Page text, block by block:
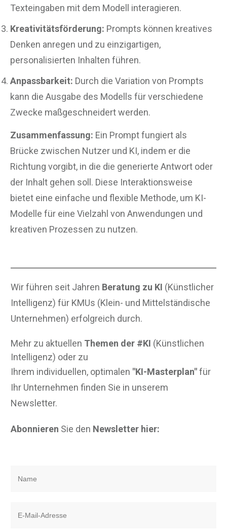
Texteingaben mit dem Modell interagieren.
Kreativitätsförderung: Prompts können kreatives
Denken anregen und zu einzigartigen,
personalisierten Inhalten führen.
Anpassbarkeit: Durch die Variation von Prompts
kann die Ausgabe des Modells für verschiedene
Zwecke maßgeschneidert werden.
Zusammenfassung: Ein Prompt fungiert als
Brücke zwischen Nutzer und KI, indem er die
Richtung vorgibt, in die die generierte Antwort oder
der Inhalt gehen soll. Diese Interaktionsweise
bietet eine einfache und flexible Methode, um KI-
Modelle für eine Vielzahl von Anwendungen und
kreativen Prozessen zu nutzen.
Wir führen seit Jahren Beratung zu KI (Künstlicher
Intelligenz) für KMUs (Klein- und Mittelständische
Unternehmen) erfolgreich durch.
Mehr zu aktuellen Themen der #KI (Künstlichen
Intelligenz) oder zu
Ihrem individuellen, optimalen "KI-Masterplan"für
Ihr Unternehmen finden Sie in unserem
Newsletter.
Abonnieren Sie den Newsletter hier: